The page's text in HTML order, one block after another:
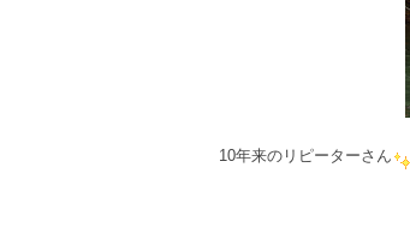
10年来のリピーターさん